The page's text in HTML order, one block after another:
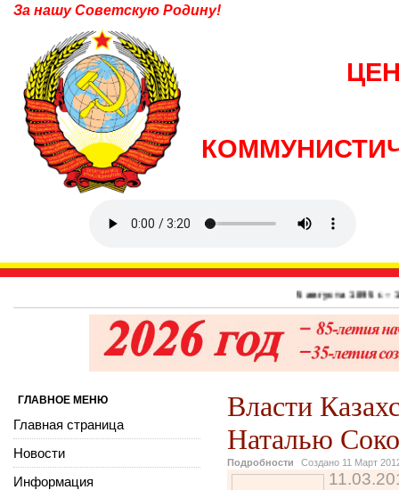
За нашу Советскую Родину!
5 августа 1895 г. –
Власти
Наталью
Подробности Создано 11 Март
ГЛАВНОЕ МЕНЮ
Главная страница
Новости
Информация